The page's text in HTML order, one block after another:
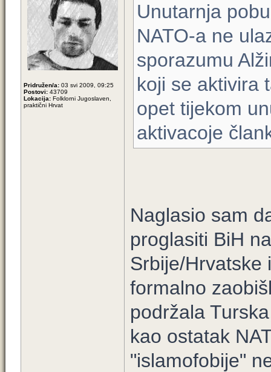
Pridružen/a: 03 svi 2009, 09:25
Postovi: 43709
Lokacija: Folklorni Jugoslaven,
praktični Hrvat
Unutarnja
NATO-a ne
sporazumu
koji se aktivira
opet tijekom
aktivacoje
Naglasio sam
proglasiti BiH
Srbije/Hrvatske
formalno
podržala
kao ostatak
"islamofobije"